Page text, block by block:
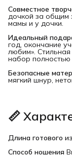
Совместное
дочкой за общим
мамы и у дочки.
Идеальный
год, окончание
любим».
набор полностью
Безопасные
мягкий шнур,
📏
Длина готового
Способ ношения